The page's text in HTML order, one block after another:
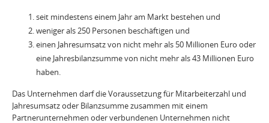
seit mindestens einem Jahr am Markt bestehen und
weniger als 250 Personen beschäftigen und
einen Jahresumsatz von nicht mehr als 50 Millionen Euro oder
eine Jahresbilanzsumme von nicht mehr als 43 Millionen Euro
haben.
Das Unternehmen darf die Voraussetzung für Mitarbeiterzahl und
Jahresumsatz oder Bilanzsumme zusammen mit einem
Partnerunternehmen oder verbundenen Unternehmen nicht